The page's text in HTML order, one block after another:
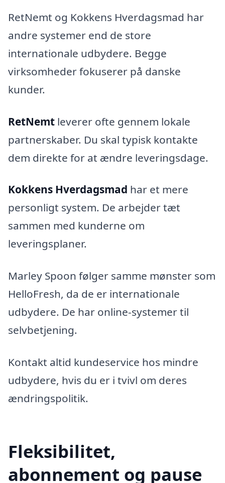
RetNemt og Kokkens Hverdagsmad har
andre systemer end de store
internationale udbydere. Begge
virksomheder fokuserer på danske
kunder.
RetNemt leverer ofte gennem lokale
partnerskaber. Du skal typisk kontakte
dem direkte for at ændre leveringsdage.
Kokkens Hverdagsmad har et mere
personligt system. De arbejder tæt
sammen med kunderne om
leveringsplaner.
Marley Spoon følger samme mønster som
HelloFresh, da de er internationale
udbydere. De har online-systemer til
selvbetjening.
Kontakt altid kundeservice hos mindre
udbydere, hvis du er i tvivl om deres
ændringspolitik.
Fleksibilitet,
abonnement og pause